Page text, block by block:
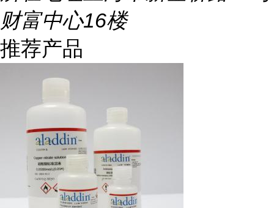
财富中心16楼
推荐产品